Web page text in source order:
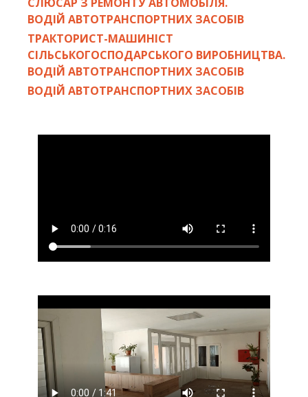
ВОДІЙ АВТОТРАНСПОРТНИХ ЗАСОБІВ
ТРАКТОРИСТ-МАШИНІСТ
СІЛЬСЬКОГОСПОДАРСЬКОГО ВИРОБНИЦТВА.
ВОДІЙ АВТОТРАНСПОРТНИХ ЗАСОБІВ
ВОДІЙ АВТОТРАНСПОРТНИХ ЗАСОБІВ